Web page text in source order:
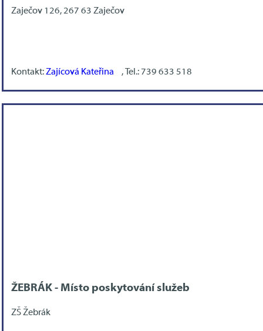
Zaječov 126, 267 63 Zaječov
Kontakt:Zajícová Kateřina , Tel.: 739 633 518
ŽEBRÁK - Místo poskytování služeb
ZŠ Žebrák